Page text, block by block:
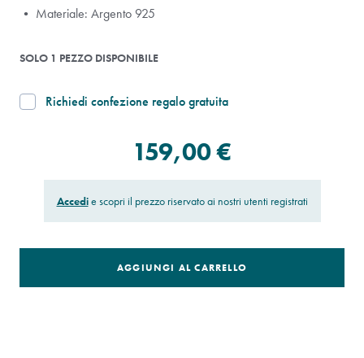
• Materiale: Argento 925
SOLO 1 PEZZO DISPONIBILE
Richiedi confezione regalo gratuita
159,00 €
Accedie scopri il prezzo riservato ai nostri utenti registrati
AGGIUNGI AL CARRELLO